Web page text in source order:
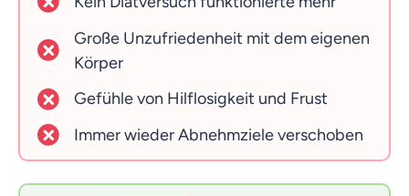
Große Unzufriedenheit mit dem eigenen
Körper
Gefühle von Hilflosigkeit und Frust
Immer wieder Abnehmziele verschoben